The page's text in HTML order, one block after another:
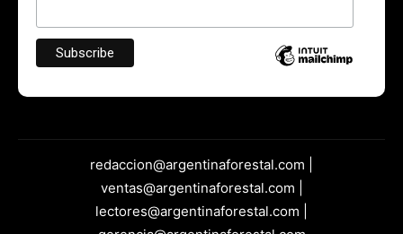
redaccion@argentinaforestal.com |
ventas@argentinaforestal.com |
lectores@argentinaforestal.com |